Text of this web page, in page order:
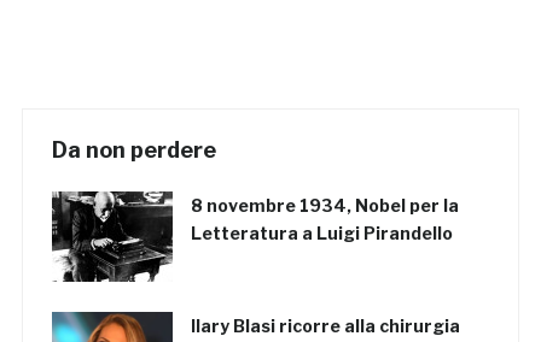
Da non perdere
8 novembre 1934, Nobel per la
Letteratura a Luigi Pirandello
Ilary Blasi ricorre alla chirurgia